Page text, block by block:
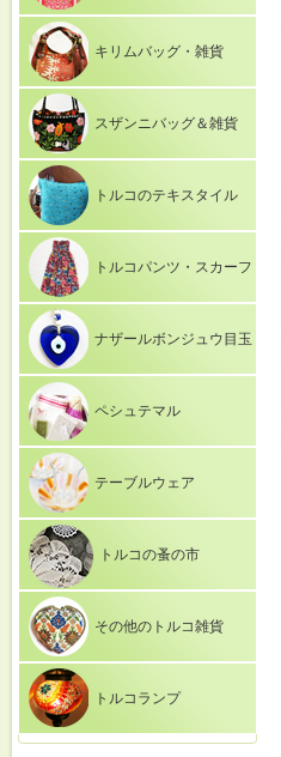
キリムバッグ・雑貨
スザンニバッグ＆雑貨
トルコのテキスタイル
トルコパンツ・スカーフ
ナザールボンジュウ目玉
ペシュテマル
テーブルウェア
トルコの蚤の市
その他のトルコ雑貨
トルコランプ